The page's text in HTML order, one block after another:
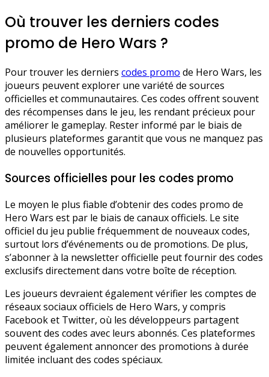
Où trouver les derniers codes
promo de Hero Wars ?
Pour trouver les derniers codes promo de Hero Wars, les
joueurs peuvent explorer une variété de sources
officielles et communautaires. Ces codes offrent souvent
des récompenses dans le jeu, les rendant précieux pour
améliorer le gameplay. Rester informé par le biais de
plusieurs plateformes garantit que vous ne manquez pas
de nouvelles opportunités.
Sources officielles pour les codes promo
Le moyen le plus fiable d’obtenir des codes promo de
Hero Wars est par le biais de canaux officiels. Le site
officiel du jeu publie fréquemment de nouveaux codes,
surtout lors d’événements ou de promotions. De plus,
s’abonner à la newsletter officielle peut fournir des codes
exclusifs directement dans votre boîte de réception.
Les joueurs devraient également vérifier les comptes de
réseaux sociaux officiels de Hero Wars, y compris
Facebook et Twitter, où les développeurs partagent
souvent des codes avec leurs abonnés. Ces plateformes
peuvent également annoncer des promotions à durée
limitée incluant des codes spéciaux.